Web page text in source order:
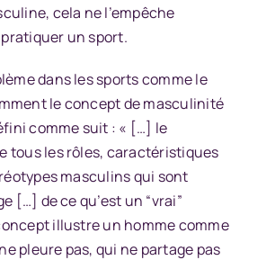
cela ne l’empêche
un sport.
dans les sports comme le
le concept de masculinité
comme suit : « […] le
tous les rôles, caractéristiques
masculins qui sont
[…] de ce qu’est un “vrai”
illustre un homme comme
pleure pas, qui ne partage pas